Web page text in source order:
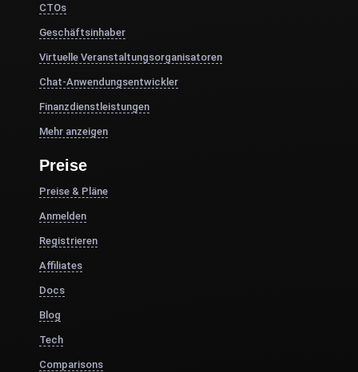
CTOs
Geschäftsinhaber
Virtuelle Veranstaltungsorganisatoren
Chat-Anwendungsentwickler
Finanzdienstleistungen
Mehr anzeigen
Preise
Preise & Pläne
Anmelden
Registrieren
Affiliates
Docs
Blog
Tech
Comparisons